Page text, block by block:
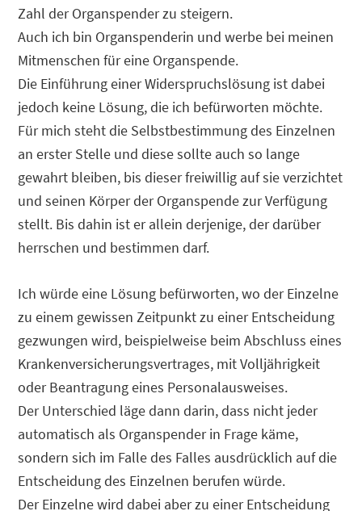
Zahl der Organspender zu steigern.
Auch ich bin Organspenderin und werbe bei meinen
Mitmenschen für eine Organspende.
Die Einführung einer Widerspruchslösung ist dabei
jedoch keine Lösung, die ich befürworten möchte.
Für mich steht die Selbstbestimmung des Einzelnen
an erster Stelle und diese sollte auch so lange
gewahrt bleiben, bis dieser freiwillig auf sie verzichtet
und seinen Körper der Organspende zur Verfügung
stellt. Bis dahin ist er allein derjenige, der darüber
herrschen und bestimmen darf.
Ich würde eine Lösung befürworten, wo der Einzelne
zu einem gewissen Zeitpunkt zu einer Entscheidung
gezwungen wird, beispielweise beim Abschluss eines
Krankenversicherungsvertrages, mit Volljährigkeit
oder Beantragung eines Personalausweises.
Der Unterschied läge dann darin, dass nicht jeder
automatisch als Organspender in Frage käme,
sondern sich im Falle des Falles ausdrücklich auf die
Entscheidung des Einzelnen berufen würde.
Der Einzelne wird dabei aber zu einer Entscheidung